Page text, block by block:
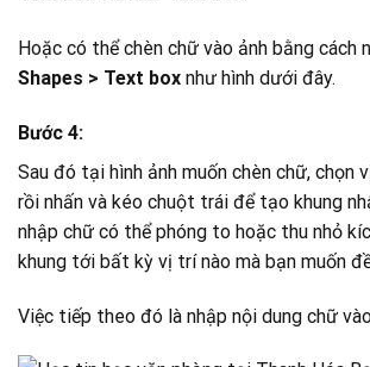
Hoặc có thể chèn chữ vào ảnh bằng cách
Shapes > Text box như hình dưới đây.
Bước 4:
Sau đó tại hình ảnh muốn chèn chữ, chọn
rồi nhấn và kéo chuột trái để tạo khung
nhập chữ có thể phóng to hoặc thu nhỏ
khung tới bất kỳ vị trí nào mà bạn muốn
Việc tiếp theo đó là nhập nội dung chữ